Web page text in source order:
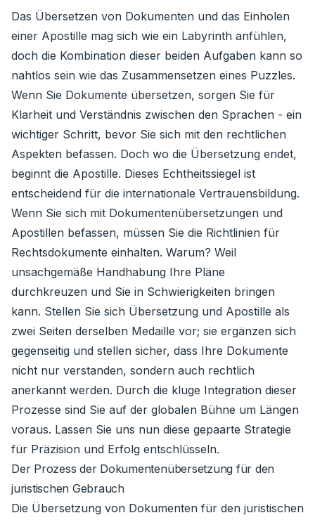
Das Übersetzen von Dokumenten und das Einholen
einer Apostille mag sich wie ein Labyrinth anfühlen,
doch die Kombination dieser beiden Aufgaben kann so
nahtlos sein wie das Zusammensetzen eines Puzzles.
Wenn Sie Dokumente übersetzen, sorgen Sie für
Klarheit und Verständnis zwischen den Sprachen - ein
wichtiger Schritt, bevor Sie sich mit den rechtlichen
Aspekten befassen. Doch wo die Übersetzung endet,
beginnt die Apostille. Dieses Echtheitssiegel ist
entscheidend für die internationale Vertrauensbildung.
Wenn Sie sich mit Dokumentenübersetzungen und
Apostillen befassen, müssen Sie die Richtlinien für
Rechtsdokumente einhalten. Warum? Weil
unsachgemäße Handhabung Ihre Pläne
durchkreuzen und Sie in Schwierigkeiten bringen
kann. Stellen Sie sich Übersetzung und Apostille als
zwei Seiten derselben Medaille vor; sie ergänzen sich
gegenseitig und stellen sicher, dass Ihre Dokumente
nicht nur verstanden, sondern auch rechtlich
anerkannt werden. Durch die kluge Integration dieser
Prozesse sind Sie auf der globalen Bühne um Längen
voraus. Lassen Sie uns nun diese gepaarte Strategie
für Präzision und Erfolg entschlüsseln.
Der Prozess der Dokumentenübersetzung für den
juristischen Gebrauch
Die Übersetzung von Dokumenten für den juristischen